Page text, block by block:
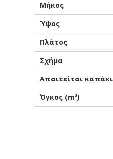
Μήκος
Ύψος
Πλάτος
Σχήμα
Απαιτείται καπάκι
Όγκος (m³)